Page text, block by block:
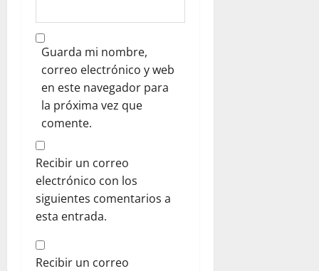
Guarda mi nombre,
correo electrónico y web
en este navegador para
la próxima vez que
comente.
Recibir un correo
electrónico con los
siguientes comentarios a
esta entrada.
Recibir un correo